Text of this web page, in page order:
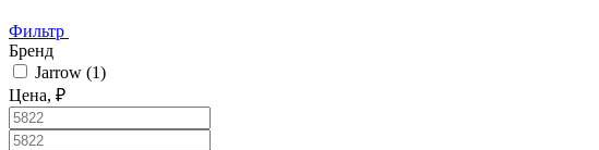
Фильтр
Бренд
Jarrow (1)
Цена, ₽